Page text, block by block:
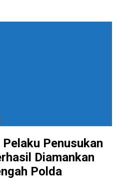
Penusukan
Diamankan
Polda